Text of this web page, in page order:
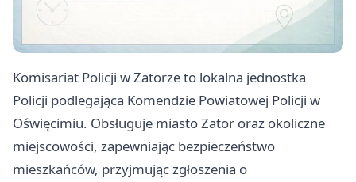
Komisariat Policji w Zatorze to lokalna jednostka
Policji podlegająca Komendzie Powiatowej Policji w
Oświęcimiu. Obsługuje miasto Zator oraz okoliczne
miejscowości, zapewniając bezpieczeństwo
mieszkańców, przyjmując zgłoszenia o